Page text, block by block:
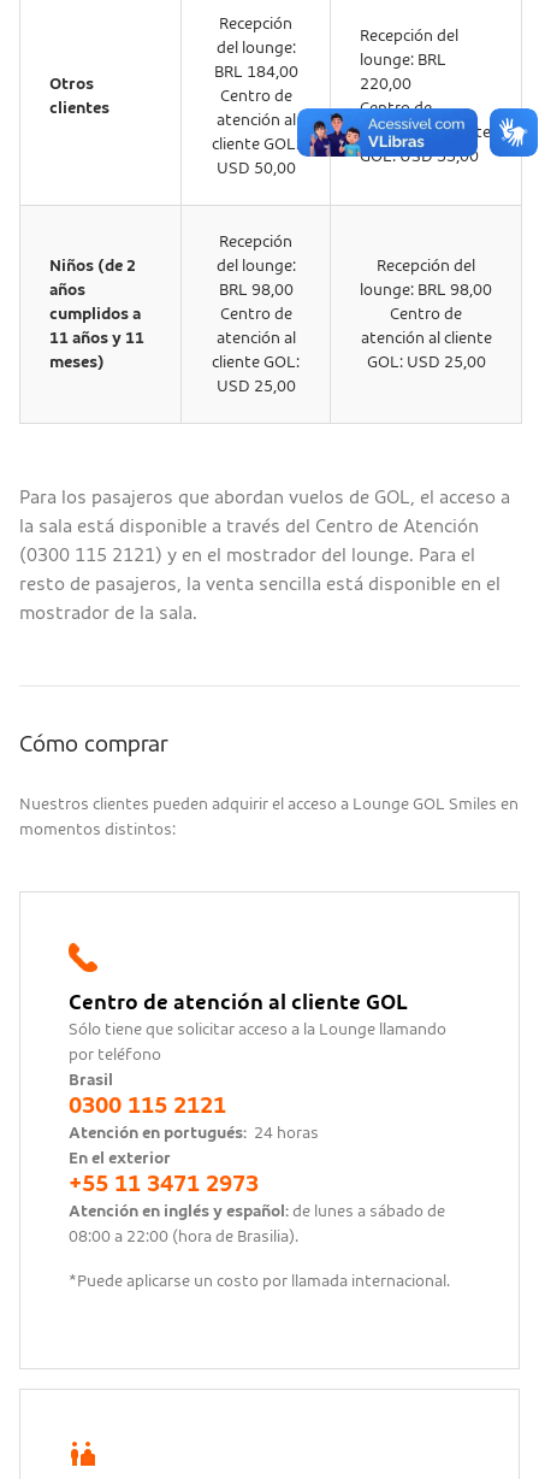
Otros
clientes
Recepción
del lounge:
BRL 184,00
Centro de
atención al
cliente GOL:
USD 50,00
Recepción del
lounge: BRL
220,00
Centro de
atención al cliente
GOL: USD 55,00
Niños (de 2
años
cumplidos a
11 años y 11
meses)
Recepción
del lounge:
BRL 98,00
Centro de
atención al
cliente GOL:
USD 25,00
Recepción del
lounge: BRL 98,00
Centro de
atención al cliente
GOL: USD 25,00
Para los pasajeros que abordan vuelos de GOL, el acceso a
la sala está disponible a través del Centro de Atención
(0300 115 2121) y en el mostrador del lounge. Para el
resto de pasajeros, la venta sencilla está disponible en el
mostrador de la sala.
Cómo comprar
Nuestros clientes pueden adquirir el acceso a Lounge GOL Smiles en
momentos distintos:
​​​​​Centro de atención al cliente GOL
Sólo tiene que solicitar acceso a la Lounge llamando
por teléfono
Brasil
0300 115 2121
Atención en portugués: 24 horas
En el exterior
+55 11 3471 2973
Atención en inglés y español: de lunes a sábado de
08:00 a 22:00 (hora de Brasilia).
*Puede aplicarse un costo por llamada internacional.